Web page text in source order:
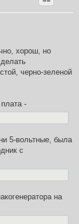
хорош, но
черно-зеленой
-
5-вольтные, была
с
на